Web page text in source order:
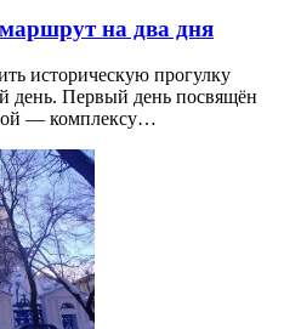
на два дня
историческую прогулку
день. Первый день посвящён
— комплексу…